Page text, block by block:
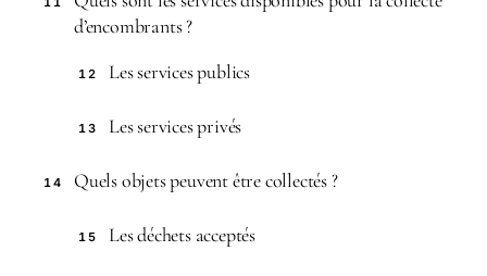
d’encombrants ?
12 Les services publics
13 Les services privés
14 Quels objets peuvent être collectés ?
15 Les déchets acceptés